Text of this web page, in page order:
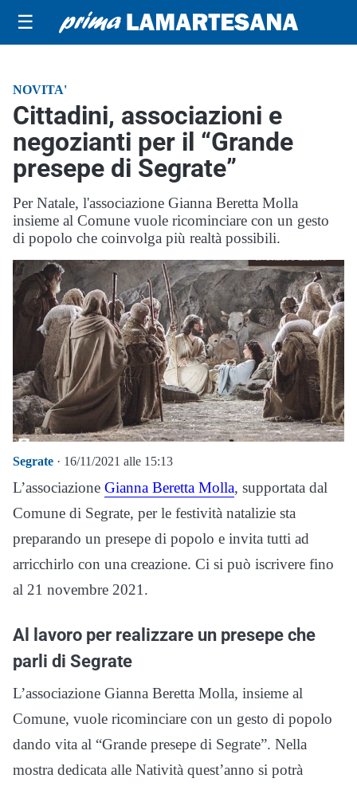
☰
NOVITA'
Cittadini, associazioni e
negozianti per il “Grande
presepe di Segrate”
Per Natale, l'associazione Gianna Beretta Molla
insieme al Comune vuole ricominciare con un gesto
di popolo che coinvolga più realtà possibili.
Segrate · 16/11/2021 alle 15:13
L’associazione Gianna Beretta Molla, supportata dal
Comune di Segrate, per le festività natalizie sta
preparando un presepe di popolo e invita tutti ad
arricchirlo con una creazione. Ci si può iscrivere fino
al 21 novembre 2021.
Al lavoro per realizzare un presepe che
parli di Segrate
L’associazione Gianna Beretta Molla, insieme al
Comune, vuole ricominciare con un gesto di popolo
dando vita al “Grande presepe di Segrate”. Nella
mostra dedicata alle Natività quest’anno si potrà